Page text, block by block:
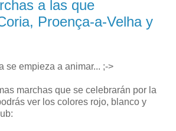
a las que
Proença-a-Velha y
se empieza a animar... ;->
marchas que se celebrarán por la
ver los colores rojo, blanco y